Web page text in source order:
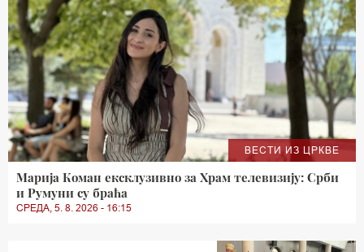
ВЕСТИ ИЗ ЦРКВЕ
Марија Коман ексклузивно за Храм телевизију: Срби
и Румуни су браћа
СРЕДА, 5. 8. 2026 - 16:15